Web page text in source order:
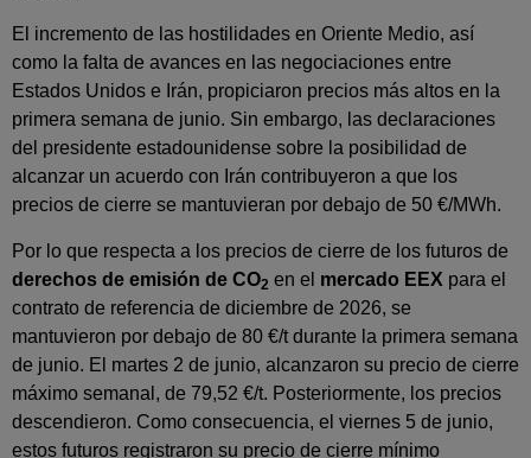
El incremento de las hostilidades en Oriente Medio, así
como la falta de avances en las negociaciones entre
Estados Unidos e Irán, propiciaron precios más altos en la
primera semana de junio. Sin embargo, las declaraciones
del presidente estadounidense sobre la posibilidad de
alcanzar un acuerdo con Irán contribuyeron a que los
precios de cierre se mantuvieran por debajo de 50 €/MWh.
Por lo que respecta a los precios de cierre de los futuros de
derechos de emisión de CO2 en el mercado EEX para el
contrato de referencia de diciembre de 2026, se
mantuvieron por debajo de 80 €/t durante la primera semana
de junio. El martes 2 de junio, alcanzaron su precio de cierre
máximo semanal, de 79,52 €/t. Posteriormente, los precios
descendieron. Como consecuencia, el viernes 5 de junio,
estos futuros registraron su precio de cierre mínimo